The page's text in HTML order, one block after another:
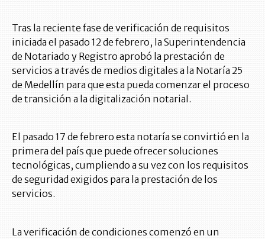
Tras la reciente fase de verificación de requisitos
iniciada el pasado 12 de febrero, la Superintendencia
de Notariado y Registro aprobó la prestación de
servicios a través de medios digitales a la Notaría 25
de Medellín para que esta pueda comenzar el proceso
de transición a la digitalización notarial.
El pasado 17 de febrero esta notaría se convirtió en la
primera del país que puede ofrecer soluciones
tecnológicas, cumpliendo a su vez con los requisitos
de seguridad exigidos para la prestación de los
servicios.
La verificación de condiciones comenzó en un